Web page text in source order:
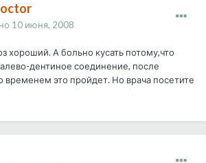
10 июня, 2008
хороший. А больно кусать потому,что
дентиное соединение, после
временем это пройдет. Но врача посетите